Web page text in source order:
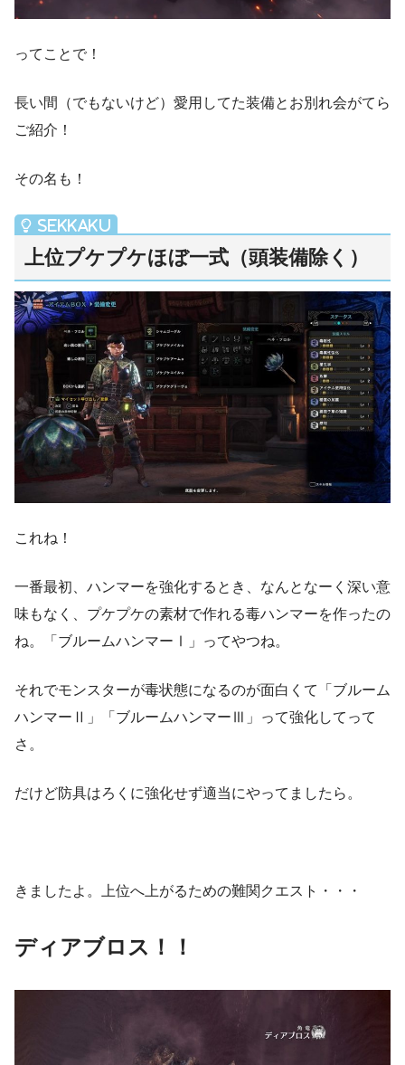
ってことで！
長い間（でもないけど）愛用してた装備とお別れ会がてら
ご紹介！
その名も！
上位プケプケほぼ一式（頭装備除く）
これね！
一番最初、ハンマーを強化するとき、なんとなーく深い意
味もなく、プケプケの素材で作れる毒ハンマーを作ったの
ね。「ブルームハンマーⅠ」ってやつね。
それでモンスターが毒状態になるのが面白くて「ブルーム
ハンマーⅡ」「ブルームハンマーⅢ」って強化してって
さ。
だけど防具はろくに強化せず適当にやってましたら。
きましたよ。上位へ上がるための難関クエスト・・・
ディアブロス！！